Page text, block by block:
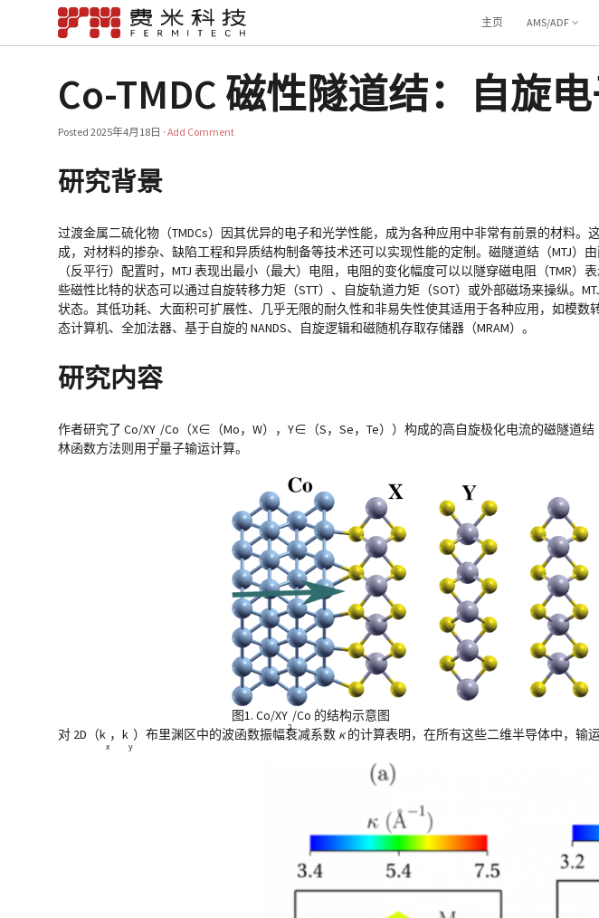
主页 AMS/ADF
Co-TMDC 磁性隧道结：自旋
Posted2025年4月18日 ·Add Comment
研究背景
过渡金属二硫化物（TMDCs）因其优异的电子和光学性能，成为各种应用中非常有前景的材料
成，对材料的掺杂、缺陷工程和异质结构制备等技术还可以实现性能的定制。磁隧道结（MTJ）
（反平行）配置时，MTJ 表现出最小（最大）电阻，电阻的变化幅度可以以隧穿磁电阻（TMR
些磁性比特的状态可以通过自旋转移力矩（STT）、自旋轨道力矩（SOT）或外部磁场来操纵。
状态。其低功耗、大面积可扩展性、几乎无限的耐久性和非易失性使其适用于各种应用，如模
态计算机、全加法器、基于自旋的 NANDS、自旋逻辑和磁随机存取存储器（MRAM）。
研究内容
作者研究了 Co/XY
2
/Co（X∈（Mo，W），Y∈（S，Se，Te））构成的高自旋极化电流的磁隧道
林函数方法则用于量子输运计算。
图1. Co/XY
2
/Co 的结构示意图
对 2D（k
x
，k
y
）布里渊区中的波函数振幅衰减系数 κ的计算表明，在所有这些二维半导体中，输